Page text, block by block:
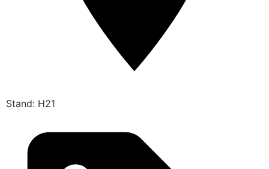
Stand: H21